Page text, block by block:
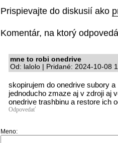
Prispievajte do diskusií ako
Komentár, na ktorý
mne to robi onedrive
Od: lalolo | Pridané: 2024-10-08
skopirujem do onedrive subory
jednoducho zmaze aj v zdroji aj
onedrive trashbinu a restore ich
Odpovedať
Meno: